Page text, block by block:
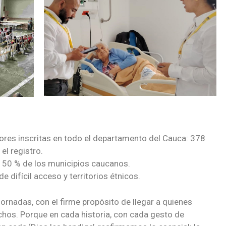
inscritas en todo el departamento del Cauca: 378
registro.
% de los municipios caucanos.
difícil acceso y territorios étnicos.
con el firme propósito de llegar a quienes
Porque en cada historia, con cada gesto de